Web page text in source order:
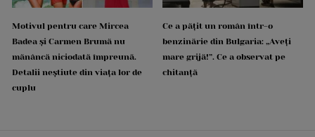
Motivul pentru care Mircea
Badea și Carmen Brumă nu
mănâncă niciodată împreună.
Detalii neștiute din viața lor de
cuplu
Ce a pățit un român într-o
benzinărie din Bulgaria: „Aveți
mare grijă!”. Ce a observat pe
chitanță